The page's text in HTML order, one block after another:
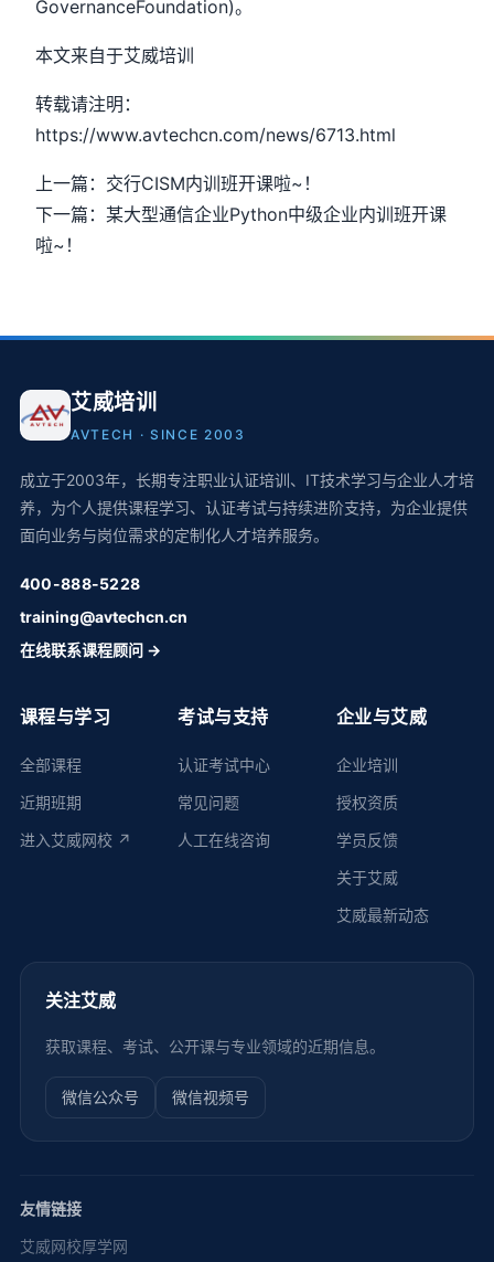
GovernanceFoundation)。
本文来自于艾威培训
转载请注明：
https://www.avtechcn.com/news/6713.html
上一篇：交行CISM内训班开课啦~！
下一篇：某大型通信企业Python中级企业内训班开课
啦~！
艾威培训
AVTECH · SINCE 2003
成立于2003年，长期专注职业认证培训、IT技术学习与企业人才培
养，为个人提供课程学习、认证考试与持续进阶支持，为企业提供
面向业务与岗位需求的定制化人才培养服务。
400-888-5228
training@avtechcn.cn
在线联系课程顾问 →
课程与学习
全部课程
近期班期
进入艾威网校 ↗
考试与支持
认证考试中心
常见问题
人工在线咨询
企业与艾威
企业培训
授权资质
学员反馈
关于艾威
艾威最新动态
关注艾威
获取课程、考试、公开课与专业领域的近期信息。
微信公众号 微信视频号
友情链接
艾威网校厚学网